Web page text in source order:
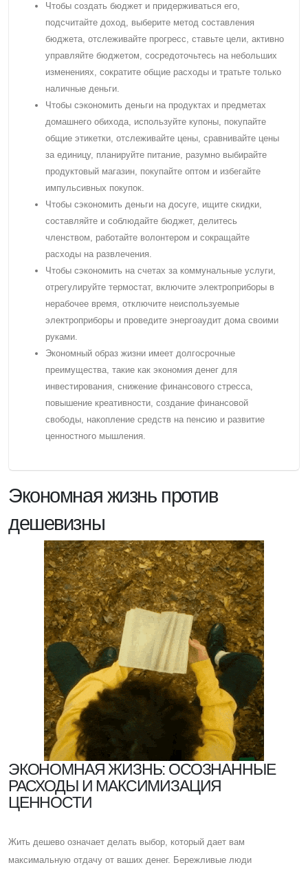
Чтобы создать бюджет и придерживаться его,
подсчитайте доход, выберите метод составления
бюджета, отслеживайте прогресс, ставьте цели, активно
управляйте бюджетом, сосредоточьтесь на небольших
изменениях, сократите общие расходы и тратьте только
наличные деньги.
Чтобы сэкономить деньги на продуктах и ​​предметах
домашнего обихода, используйте купоны, покупайте
общие этикетки, отслеживайте цены, сравнивайте цены
за единицу, планируйте питание, разумно выбирайте
продуктовый магазин, покупайте оптом и избегайте
импульсивных покупок.
Чтобы сэкономить деньги на досуге, ищите скидки,
составляйте и соблюдайте бюджет, делитесь
членством, работайте волонтером и сокращайте
расходы на развлечения.
Чтобы сэкономить на счетах за коммунальные услуги,
отрегулируйте термостат, включите электроприборы в
нерабочее время, отключите неиспользуемые
электроприборы и проведите энергоаудит дома своими
руками.
Экономный образ жизни имеет долгосрочные
преимущества, такие как экономия денег для
инвестирования, снижение финансового стресса,
повышение креативности, создание финансовой
свободы, накопление средств на пенсию и развитие
ценностного мышления.
Экономная жизнь против
дешевизны
ЭКОНОМНАЯ ЖИЗНЬ: ОСОЗНАННЫЕ
РАСХОДЫ И МАКСИМИЗАЦИЯ
ЦЕННОСТИ
Жить дешево означает делать выбор, который дает вам
максимальную отдачу от ваших денег. Бережливые люди